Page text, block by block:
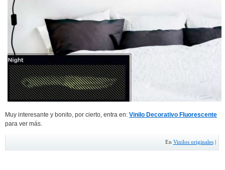
Muy interesante y bonito, por cierto, entra en: Vinilo Decorativo Fluorescente
para ver más.
En Vinilos originales|